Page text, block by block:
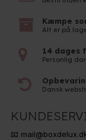
Kæmpe
Alt er på
14 dages
Personlig
Dansk
📧